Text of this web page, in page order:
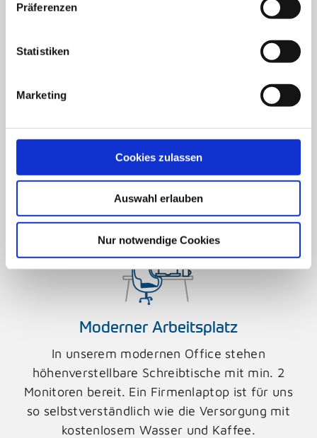
unsererDatenschutzerklärung
Präferenzen
Statistiken
Marketing
Cookies zulassen
Auswahl erlauben
Nur notwendige Cookies
der Kitakosten – wir bieten interessante
Benefits als Ergänzung zum Grundgehalt.
Moderner Arbeitsplatz
In unserem modernen Office stehen
höhenverstellbare Schreibtische mit min. 2
Monitoren bereit. Ein Firmenlaptop ist für uns
so selbstverständlich wie die Versorgung mit
kostenlosem Wasser und Kaffee.